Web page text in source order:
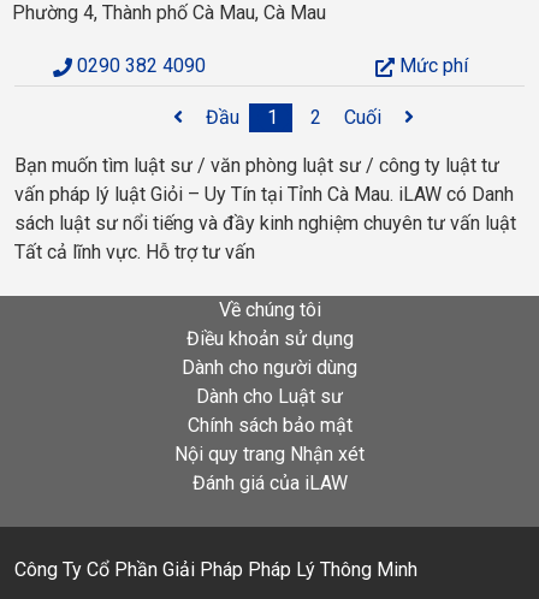
Phường 4, Thành phố Cà Mau, Cà Mau
0290 382 4090 Mức phí
Đầu 1 2 Cuối
Bạn muốn tìm luật sư / văn phòng luật sư / công ty luật tư
vấn pháp lý luật Giỏi – Uy Tín tại Tỉnh Cà Mau. iLAW có Danh
sách luật sư nổi tiếng và đầy kinh nghiệm chuyên tư vấn luật
Tất cả lĩnh vực. Hỗ trợ tư vấn
Về chúng tôi
Điều khoản sử dụng
Dành cho người dùng
Dành cho Luật sư
Chính sách bảo mật
Nội quy trang Nhận xét
Đánh giá của iLAW
Công Ty Cổ Phần Giải Pháp Pháp Lý Thông Minh